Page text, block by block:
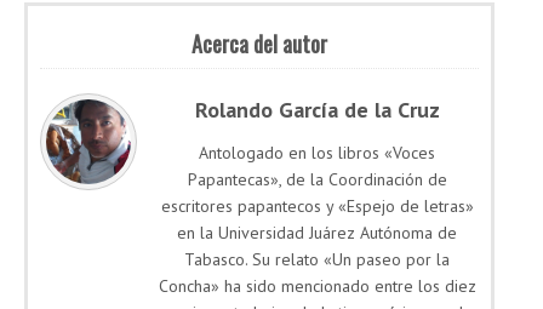
Acerca del autor
Rolando García de la Cruz
Antologado en los libros «Voces
Papantecas», de la Coordinación de
escritores papantecos y «Espejo de letras»
en la Universidad Juárez Autónoma de
Tabasco. Su relato «Un paseo por la
Concha» ha sido mencionado entre los diez